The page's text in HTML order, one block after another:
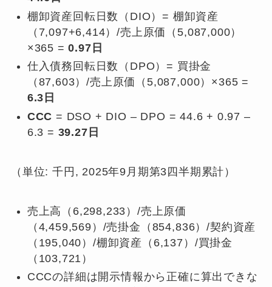
棚卸資産回転日数（DIO）= 棚卸資産
（7,097+6,414）/売上原価（5,087,000）
×365 =0.97日
仕入債務回転日数（DPO）= 買掛金
（87,603）/売上原価（5,087,000）×365 =
6.3日
CCC = DSO + DIO – DPO = 44.6 + 0.97 –
6.3 = 39.27日
（単位: 千円, 2025年9月期第3四半期累計）
売上高（6,298,233）/売上原価
（4,459,569）/売掛金（854,836）/契約資産
（195,040）/棚卸資産（6,137）/買掛金
（103,721）
CCCの詳細は開示情報から正確に算出できな